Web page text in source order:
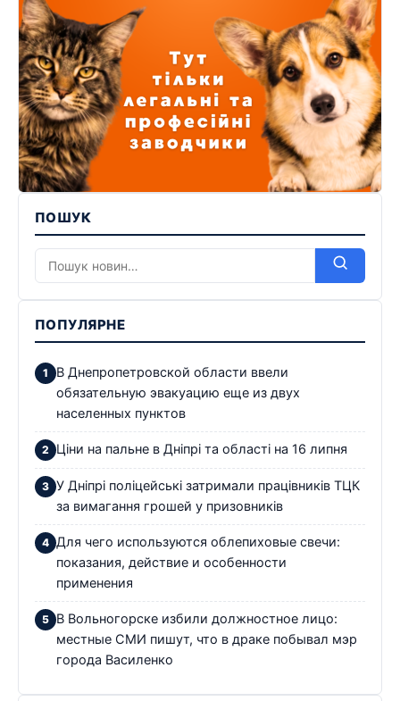
ПОШУК
ПОПУЛЯРНЕ
В Днепропетровской области ввели
обязательную эвакуацию еще из двух
населенных пунктов
Ціни на пальне в Дніпрі та області на 16 липня
У Дніпрі поліцейські затримали працівників ТЦК
за вимагання грошей у призовників
Для чего используются облепиховые свечи:
показания, действие и особенности
применения
В Вольногорске избили должностное лицо:
местные СМИ пишут, что в драке побывал мэр
города Василенко